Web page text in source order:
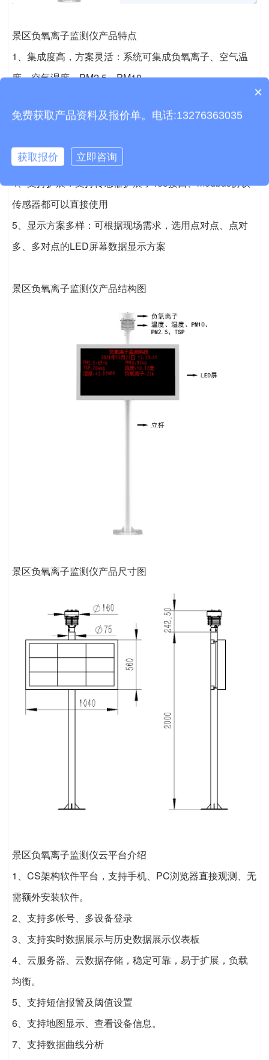
景区负氧离子监测仪产品特点
1、集成度高，方案灵活：系统可集成负氧离子、空气温
度、空气湿度、PM2.5、PM10
免维护，故障率低
2G/4G/光纤
4、支持扩展：支持传感器扩展，485接口、modbus协议
传感器都可以直接使用
5、显示方案多样：可根据现场需求，选用点对点、点对
多、多对点的LED屏幕数据显示方案
景区负氧离子监测仪产品结构图
景区负氧离子监测仪产品尺寸图
景区负氧离子监测仪云平台介绍
1、CS架构软件平台，支持手机、PC浏览器直接观测、无
需额外安装软件。
2、支持多帐号、多设备登录
3、支持实时数据展示与历史数据展示仪表板
4、云服务器、云数据存储，稳定可靠，易于扩展，负载
均衡。
5、支持短信报警及阈值设置
6、支持地图显示、查看设备信息。
7、支持数据曲线分析
产品包含安装吗？
×
免费获取产品资料及报价单。电话:13276363035
获取报价 立即咨询